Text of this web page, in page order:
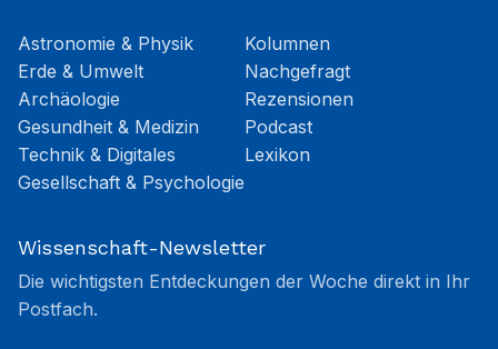
Astronomie & Physik
Erde & Umwelt
Archäologie
Gesundheit & Medizin
Technik & Digitales
Gesellschaft & Psychologie
Kolumnen
Nachgefragt
Rezensionen
Podcast
Lexikon
Wissenschaft-Newsletter
Die wichtigsten Entdeckungen der Woche direkt in Ihr
Postfach.